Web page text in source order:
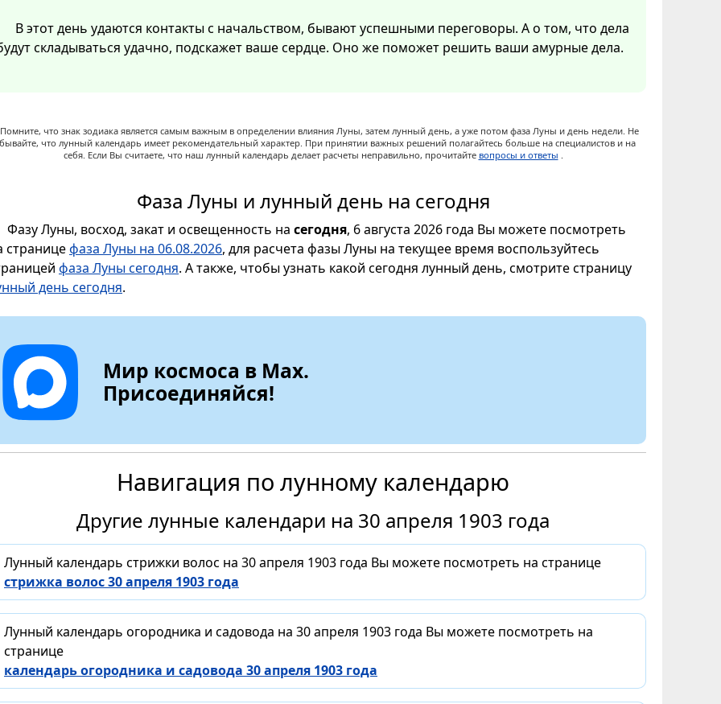
В этот день удаются контакты с начальством, бывают успешными переговоры. А о том, что дела
складываться удачно, подскажет ваше сердце. Оно же поможет решить ваши амурные дела.
Помните, что знак зодиака является самым важным в определении влияния Луны, затем лунный день, а уже потом фаза Луны и день недели. Не
что лунный календарь имеет рекомендательный характер. При принятии важных решений полагайтесь больше на специалистов и на
себя. Если Вы считаете, что наш лунный календарь делает расчеты неправильно, прочитайте вопросы и ответы .
Фаза Луны и лунный день на сегодня
Фазу Луны, восход, закат и освещенность на сегодня, 6 августа 2026 года Вы можете посмотреть
страницефаза Луны на 06.08.2026, для расчета фазы Луны на текущее время воспользуйтесь
фаза Луны сегодня. А также, чтобы узнать какой сегодня лунный день, смотрите страницу
день сегодня.
Мир космоса в Max.
Присоединяйся!
Навигация по лунному календарю
Другие лунные календари на 30 апреля 1903 года
Лунный календарь стрижки волос на 30 апреля 1903 года Вы можете посмотреть на странице
стрижка волос 30 апреля 1903 года
Лунный календарь огородника и садовода на 30 апреля 1903 года Вы можете посмотреть на
странице
календарь огородника и садовода 30 апреля 1903 года